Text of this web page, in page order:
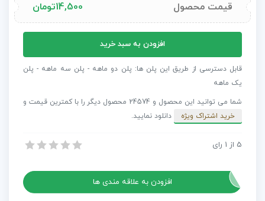
قیمت محصول 14,500تومان
Chinese
Traditional
افتر
بصورت
شده
عدد
افزودن به سبد خرید
قابل دسترسی از طریق این پلن ها: پلن دو ماهه - پلن سه ماهه - پلن
یک ماهه
شما می توانید این محصول و 24574 محصول دیگر را با کمترین قیمت و
خرید اشتراک ویژه
دانلود نمایید.
دانلود پلاگین Chinese Traditional Paintings برای افتر افکت بصورت کرک شده
5 از 1 رای
افزودن به علاقه مندی ها